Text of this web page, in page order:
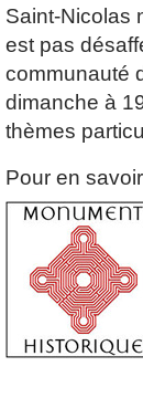
Saint-Nicolas
est pas
communauté
dimanche à
thèmes
Pour en